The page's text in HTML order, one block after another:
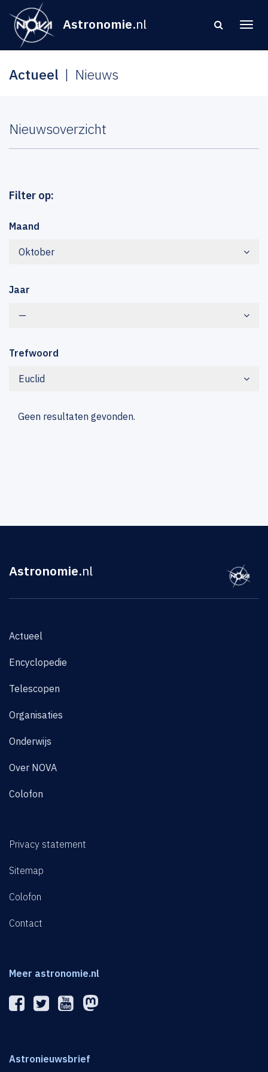
Astronomie.nl
Actueel Nieuws
Nieuwsoverzicht
Filter op:
Maand
Oktober
Jaar
—
Trefwoord
Euclid
Geen resultaten gevonden.
Astronomie.nl
Actueel
Encyclopedie
Telescopen
Organisaties
Onderwijs
Over NOVA
Colofon
Privacy statement
Sitemap
Colofon
Contact
Meer astronomie.nl
Astronieuwsbrief